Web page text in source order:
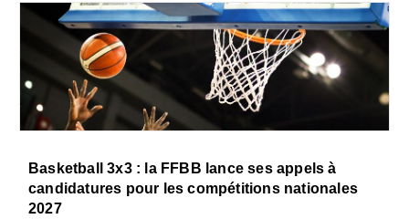
Basketball 3x3 : la FFBB lance ses appels à
candidatures pour les compétitions nationales
2027